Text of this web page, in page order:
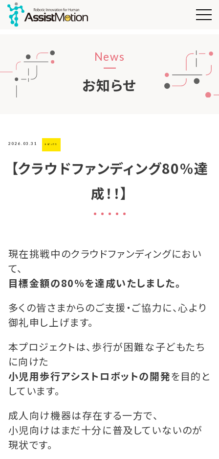
News
お知らせ
2026.03.31 トピックス
【クラウドファンディング80%達
成！！】
現在挑戦中のクラウドファンディングにおい
て、
目標金額の80%を達成いたしました。
多くの皆さまからのご支援・ご協力に、心より
御礼申し上げます。
本プロジェクトは、歩行が困難な子どもたち
に向けた
小児用歩行アシストロボットの開発を目的と
しています。
成人向け機器は存在する一方で、
小児向けはまだ十分に普及していないのが
現状です。